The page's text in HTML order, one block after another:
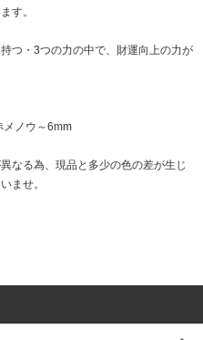
す。
つ・3つの力の中で、財運向上の力が
メノウ～6mm
なる為、現品と多少の色の差が生じ
ませ。